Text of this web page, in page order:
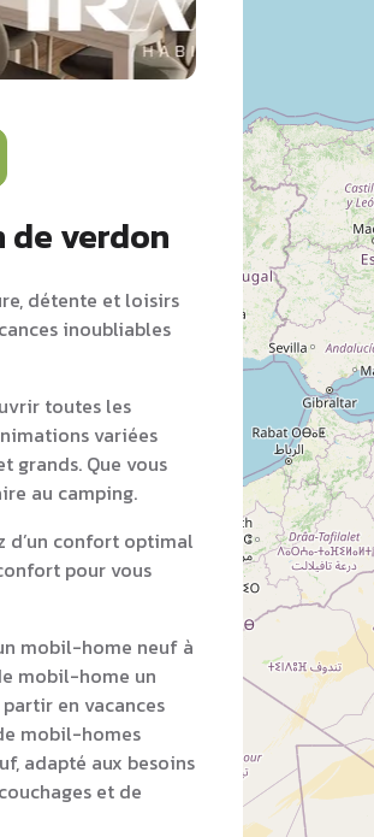
de verdon
détente et loisirs
inoubliables
toutes les
variées
grands. Que vous
au camping.
d’un confort optimal
pour vous
mobil-home neuf à
mobil-home un
en vacances
mobil-homes
adapté aux besoins
et de